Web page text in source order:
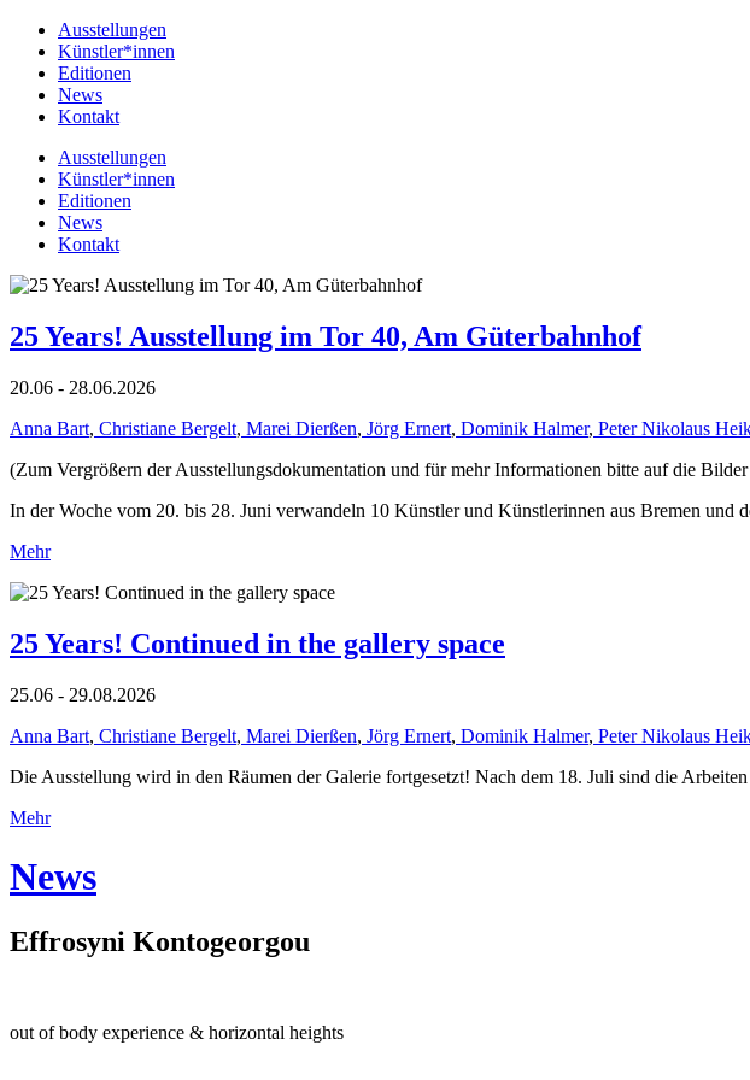
Ausstellungen
Künstler*innen
Editionen
News
Kontakt
Ausstellungen
Künstler*innen
Editionen
News
Kontakt
25 Years! Ausstellung im Tor 40, Am Güterbahnhof
20.06 - 28.06.2026
Anna Bart, Christiane Bergelt, Marei Dierßen, Jörg Ernert, Dominik Halmer, Peter Nikolaus
(Zum Vergrößern der Ausstellungsdokumentation und für mehr Informationen bitte auf die
In der Woche vom 20. bis 28. Juni verwandeln 10 Künstler und Künstlerinnen aus Bremen und
Mehr
25 Years! Continued in the gallery space
25.06 - 29.08.2026
Anna Bart, Christiane Bergelt, Marei Dierßen, Jörg Ernert, Dominik Halmer, Peter Nikolaus
Die Ausstellung wird in den Räumen der Galerie fortgesetzt! Nach dem 18. Juli sind die
Mehr
News
Effrosyni Kontogeorgou
out of body experience & horizontal heights